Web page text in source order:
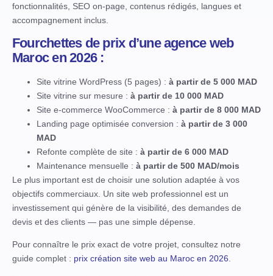
fonctionnalités, SEO on-page, contenus rédigés, langues et
accompagnement inclus.
Fourchettes de prix d’une agence web
Maroc en 2026 :
Site vitrine WordPress (5 pages) : à partir de 5 000 MAD
Site vitrine sur mesure : à partir de 10 000 MAD
Site e-commerce WooCommerce : à partir de 8 000 MAD
Landing page optimisée conversion : à partir de 3 000
MAD
Refonte complète de site : à partir de 6 000 MAD
Maintenance mensuelle : à partir de 500 MAD/mois
Le plus important est de choisir une solution adaptée à vos
objectifs commerciaux. Un site web professionnel est un
investissement qui génère de la visibilité, des demandes de
devis et des clients — pas une simple dépense.
Pour connaître le prix exact de votre projet, consultez notre
guide complet : prix création site web au Maroc en 2026.